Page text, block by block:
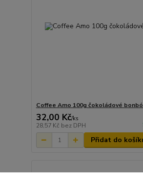
Coffee Amo 100g čokoládové
32,00 Kč/ks
28,57 Kč bez DPH
Přidat do